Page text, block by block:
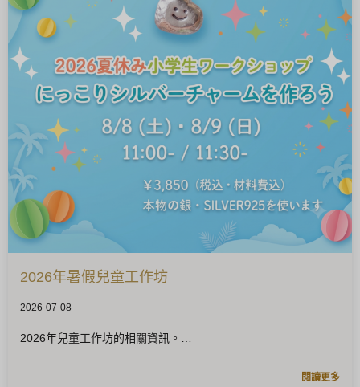
2026年暑假兒童工作坊
2026-07-08
2026年兒童工作坊的相關資訊。
閱讀更多